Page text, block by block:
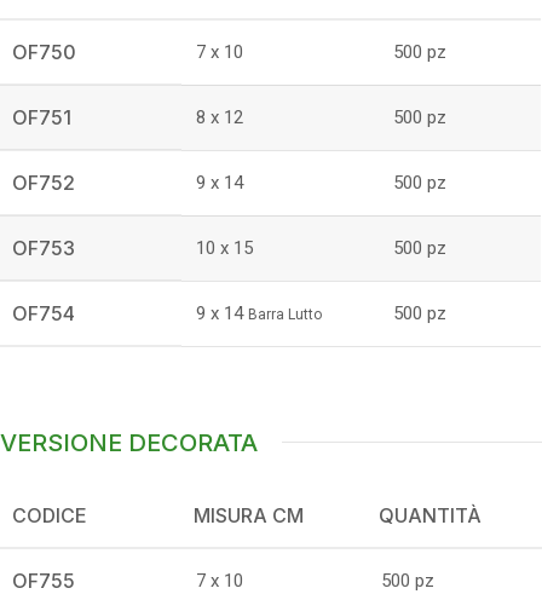
OF750 7 x 10 500 pz
OF751 8 x 12 500 pz
OF752 9 x 14 500 pz
OF753 10 x 15 500 pz
OF754 9 x 14 Barra Lutto 500 pz
VERSIONE DECORATA
CODICE MISURA CM QUANTITÀ
OF755 7 x 10 500 pz